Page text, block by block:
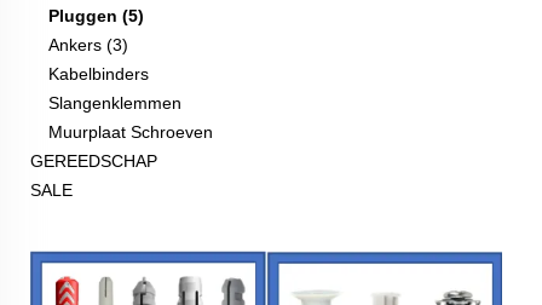
Pluggen (5)
Ankers (3)
Kabelbinders
Slangenklemmen
Muurplaat Schroeven
GEREEDSCHAP
SALE